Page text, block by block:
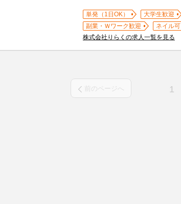
単発（1日OK） 大学生歓迎
副業・Ｗワーク歓迎
ネイル可
株式会社りらくの求人一覧を見る
前のページへ 1